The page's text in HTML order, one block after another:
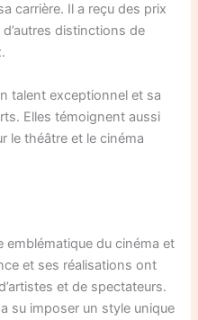
carrière. Il a reçu des prix
distinctions de
talent exceptionnel et sa
Elles témoignent aussi
le théâtre et le cinéma
emblématique du cinéma et
et ses réalisations ont
et de spectateurs.
su imposer un style unique